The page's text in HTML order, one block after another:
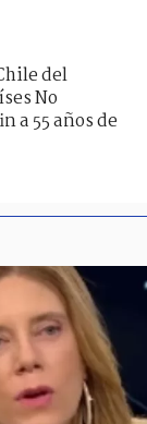
del
No
a 55 años de